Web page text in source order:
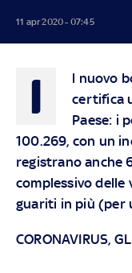
11 apr 2020 - 07:45
I
l nuovo
certifica
Paese: i
100.269, con un
registrano anche
complessivo
guariti in più (per
CORONAVIRUS,